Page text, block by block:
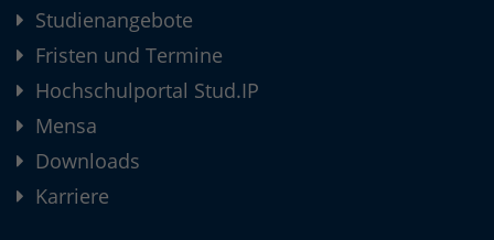
Studienangebote
Fristen und Termine
Hochschulportal Stud.IP
Mensa
Downloads
Karriere